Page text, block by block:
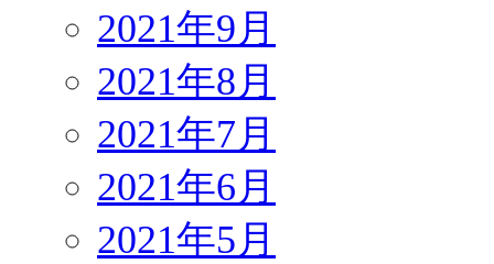
2021年9月
2021年8月
2021年7月
2021年6月
2021年5月